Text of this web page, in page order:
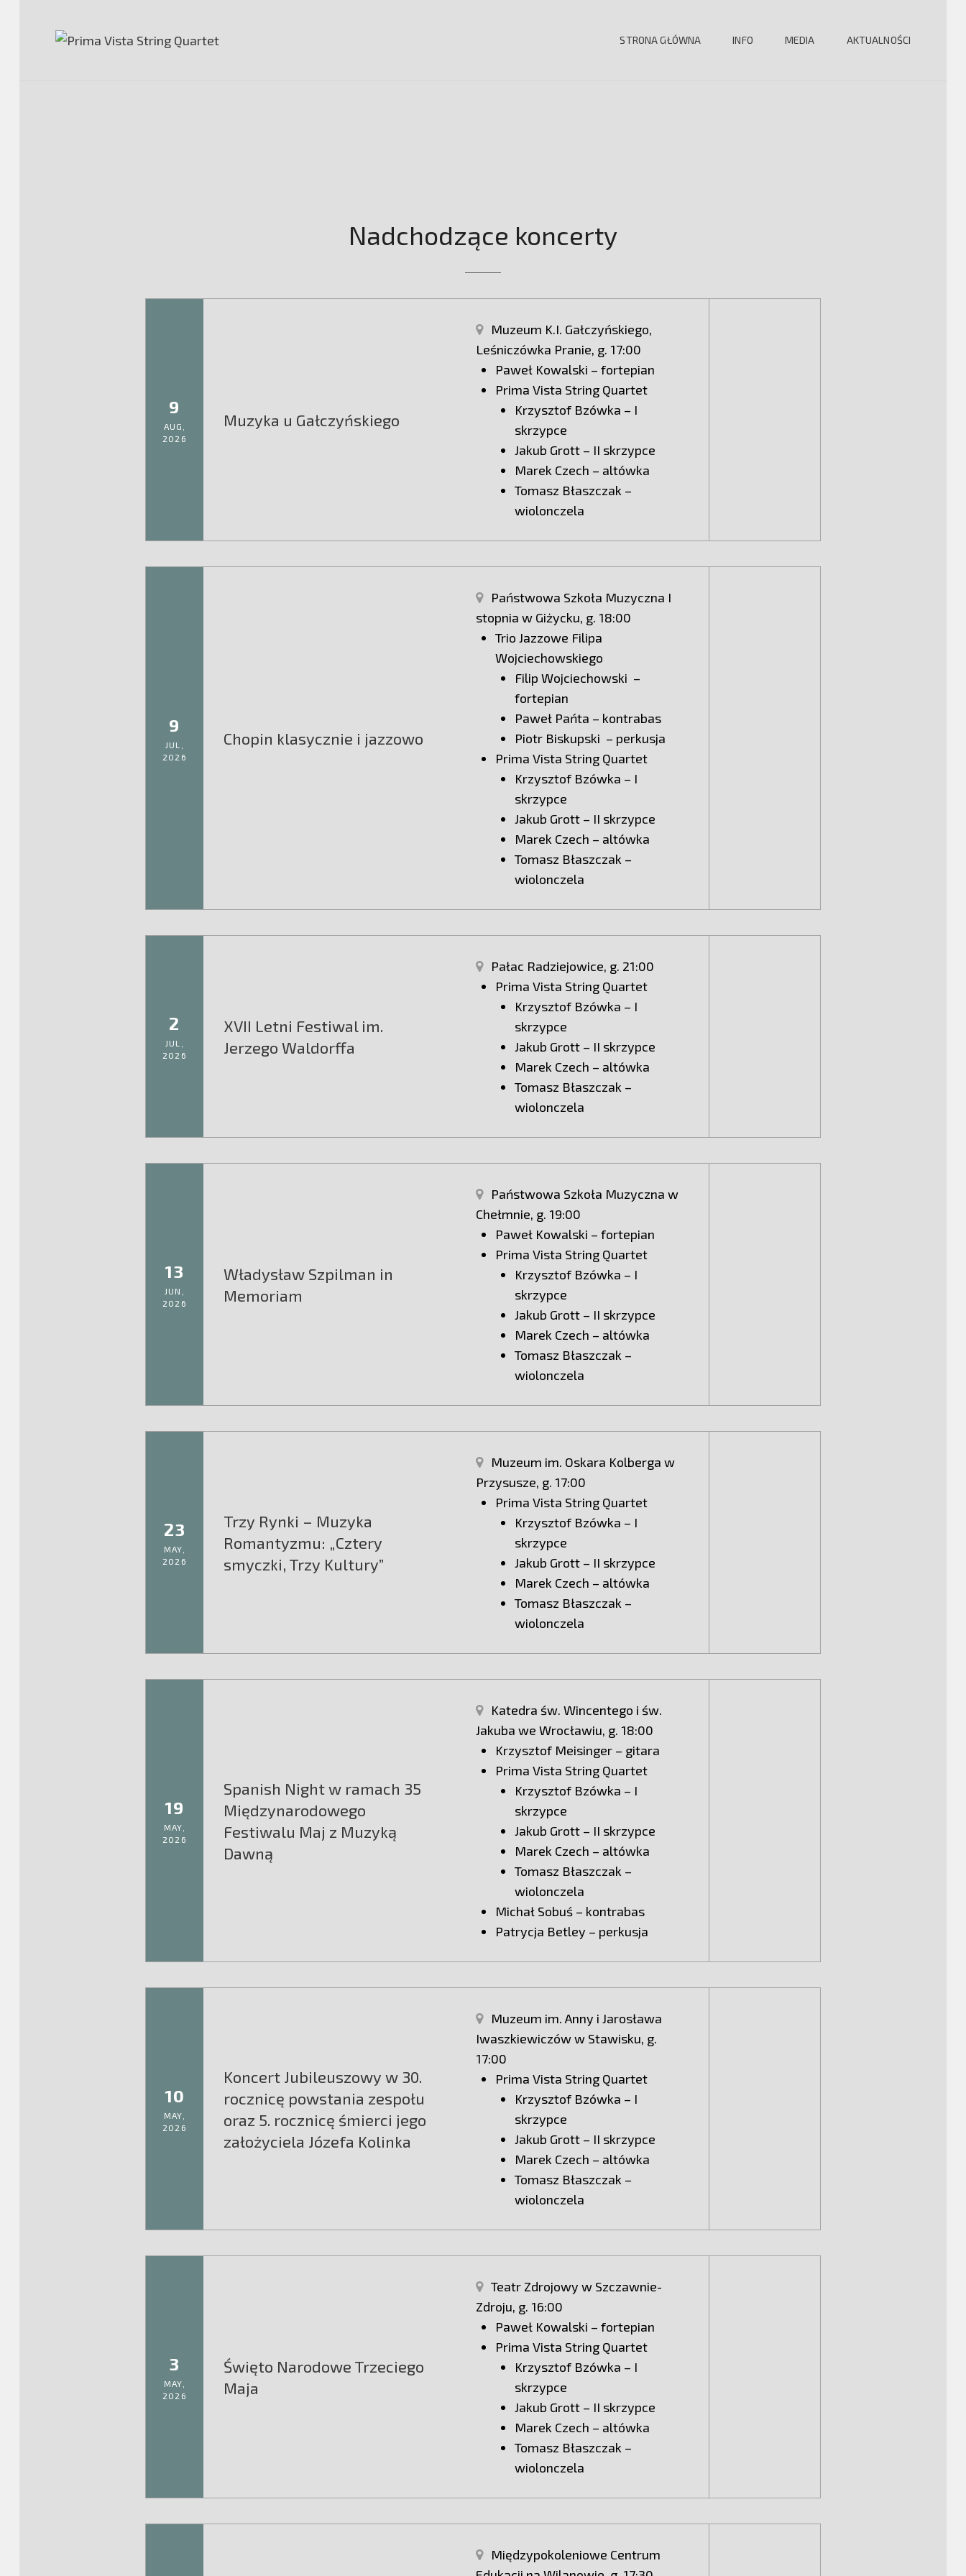
STRONA GŁÓWNA INFO MEDIA AKTUALNOŚCI
Nadchodzące koncerty
9
AUG,
2026
Muzyka u Gałczyńskiego
Muzeum K.I. Gałczyńskiego,
Leśniczówka Pranie, g. 17:00
Paweł Kowalski – fortepian
Prima Vista String Quartet
Krzysztof Bzówka – I
skrzypce
Jakub Grott – II skrzypce
Marek Czech – altówka
Tomasz Błaszczak –
wiolonczela
9
JUL,
2026
Chopin klasycznie i jazzowo
Państwowa Szkoła Muzyczna I
stopnia w Giżycku, g. 18:00
Trio Jazzowe Filipa
Wojciechowskiego
Filip Wojciechowski –
fortepian
Paweł Pańta – kontrabas
Piotr Biskupski – perkusja
Prima Vista String Quartet
Krzysztof Bzówka – I
skrzypce
Jakub Grott – II skrzypce
Marek Czech – altówka
Tomasz Błaszczak –
wiolonczela
2
JUL,
2026
XVII Letni Festiwal im.
Jerzego Waldorffa
Pałac Radziejowice, g. 21:00
Prima Vista String Quartet
Krzysztof Bzówka – I
skrzypce
Jakub Grott – II skrzypce
Marek Czech – altówka
Tomasz Błaszczak –
wiolonczela
13
JUN,
2026
Władysław Szpilman in
Memoriam
Państwowa Szkoła Muzyczna w
Chełmnie, g. 19:00
Paweł Kowalski – fortepian
Prima Vista String Quartet
Krzysztof Bzówka – I
skrzypce
Jakub Grott – II skrzypce
Marek Czech – altówka
Tomasz Błaszczak –
wiolonczela
23
MAY,
2026
Trzy Rynki – Muzyka
Romantyzmu: „Cztery
smyczki, Trzy Kultury”
Muzeum im. Oskara Kolberga w
Przysusze, g. 17:00
Prima Vista String Quartet
Krzysztof Bzówka – I
skrzypce
Jakub Grott – II skrzypce
Marek Czech – altówka
Tomasz Błaszczak –
wiolonczela
19
MAY,
2026
Spanish Night w ramach 35
Międzynarodowego
Festiwalu Maj z Muzyką
Dawną
Katedra św. Wincentego i św.
Jakuba we Wrocławiu, g. 18:00
Krzysztof Meisinger – gitara
Prima Vista String Quartet
Krzysztof Bzówka – I
skrzypce
Jakub Grott – II skrzypce
Marek Czech – altówka
Tomasz Błaszczak –
wiolonczela
Michał Sobuś – kontrabas
Patrycja Betley – perkusja
10
MAY,
2026
Koncert Jubileuszowy w 30.
rocznicę powstania zespołu
oraz 5. rocznicę śmierci jego
założyciela Józefa Kolinka
Muzeum im. Anny i Jarosława
Iwaszkiewiczów w Stawisku, g.
17:00
Prima Vista String Quartet
Krzysztof Bzówka – I
skrzypce
Jakub Grott – II skrzypce
Marek Czech – altówka
Tomasz Błaszczak –
wiolonczela
3
MAY,
2026
Święto Narodowe Trzeciego
Maja
Teatr Zdrojowy w Szczawnie-
Zdroju, g. 16:00
Paweł Kowalski – fortepian
Prima Vista String Quartet
Krzysztof Bzówka – I
skrzypce
Jakub Grott – II skrzypce
Marek Czech – altówka
Tomasz Błaszczak –
wiolonczela
Międzypokoleniowe Centrum